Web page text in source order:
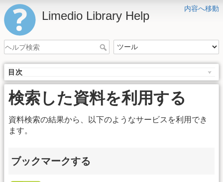
内容へ移動
Limedio Library Help
目次
検索した資料を利用する
資料検索の結果から、以下のようなサービスを利用でき
ます。
ブックマークする